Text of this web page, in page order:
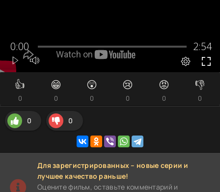
👍
0
😁
0
😲
0
😢
0
😡
0
👎
0
0 0
Для зарегистрированных – новые серии и
лучшее качество раньше!
Оцените фильм, оставьте комментарий и